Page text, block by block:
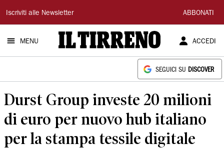
Il
Tirreno
Iscriviti alle Newsletter ABBONATI
MENU ACCEDI
SEGUICI SU DISCOVER
Durst Group investe 20 milioni
di euro per nuovo hub italiano
per la stampa tessile digitale